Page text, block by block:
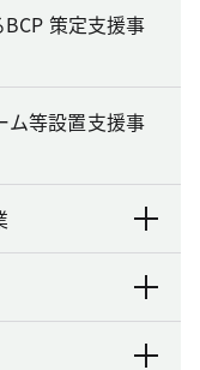
策定支援事
ム等設置支援事